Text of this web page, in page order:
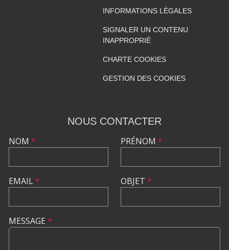
INFORMATIONS LÉGALES
SIGNALER UN CONTENU
INAPPROPRIÉ
CHARTE COOKIES
GESTION DES COOKIES
NOUS CONTACTER
NOM *
EMAIL*
PRÉNOM *
OBJET *
MESSAGE *